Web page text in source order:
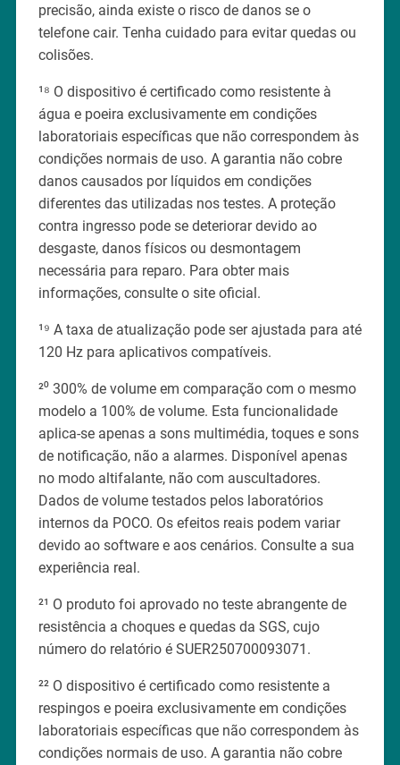
precisão, ainda existe o risco de danos se o
telefone cair. Tenha cuidado para evitar quedas ou
colisões.
¹⁸ O dispositivo é certificado como resistente à
água e poeira exclusivamente em condições
laboratoriais específicas que não correspondem às
condições normais de uso. A garantia não cobre
danos causados por líquidos em condições
diferentes das utilizadas nos testes. A proteção
contra ingresso pode se deteriorar devido ao
desgaste, danos físicos ou desmontagem
necessária para reparo. Para obter mais
informações, consulte o site oficial.
¹⁹ A taxa de atualização pode ser ajustada para até
120 Hz para aplicativos compatíveis.
²⁰ 300% de volume em comparação com o mesmo
modelo a 100% de volume. Esta funcionalidade
aplica-se apenas a sons multimédia, toques e sons
de notificação, não a alarmes. Disponível apenas
no modo altifalante, não com auscultadores.
Dados de volume testados pelos laboratórios
internos da POCO. Os efeitos reais podem variar
devido ao software e aos cenários. Consulte a sua
experiência real.
²¹ O produto foi aprovado no teste abrangente de
resistência a choques e quedas da SGS, cujo
número do relatório é SUER250700093071.
²² O dispositivo é certificado como resistente a
respingos e poeira exclusivamente em condições
laboratoriais específicas que não correspondem às
condições normais de uso. A garantia não cobre